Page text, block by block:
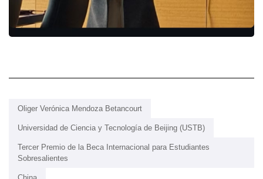
Oliger Verónica Mendoza Betancourt
Universidad de Ciencia y Tecnología de Beijing (USTB)
Tercer Premio de la Beca Internacional para Estudiantes
Sobresalientes